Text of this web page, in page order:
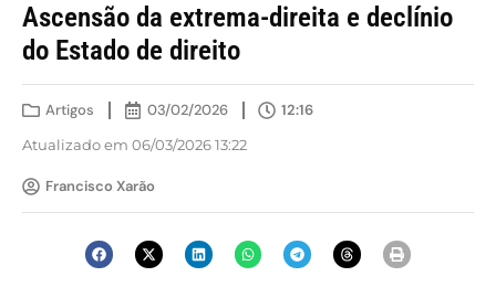
Ascensão da extrema-direita e declínio
do Estado de direito
Artigos 03/02/2026 12:16
Atualizado em 06/03/2026 13:22
Francisco Xarão